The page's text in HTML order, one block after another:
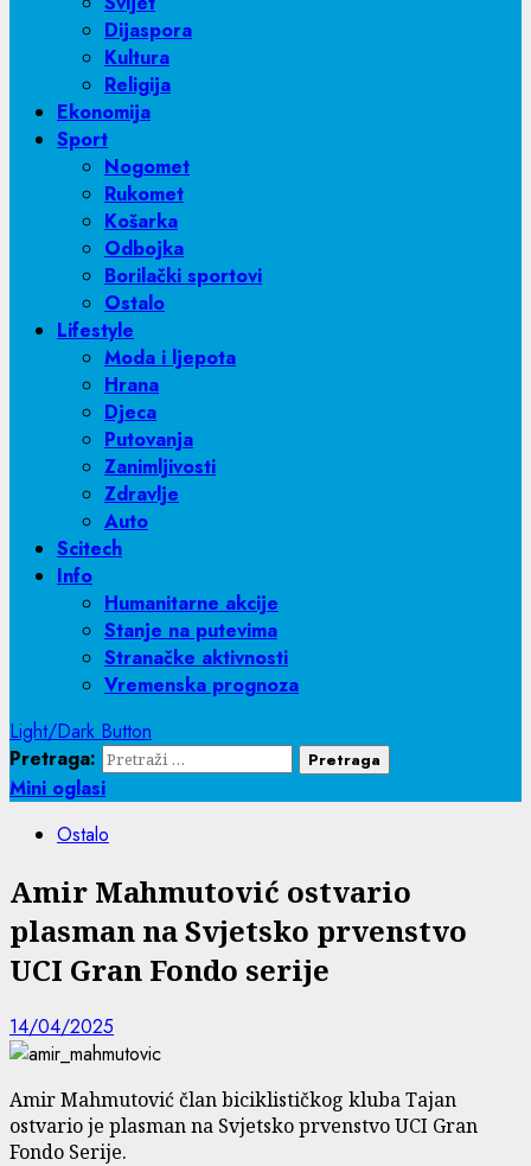
Dijaspora
Kultura
Religija
Ekonomija
Sport
Nogomet
Rukomet
Košarka
Odbojka
Borilački sportovi
Ostalo
Lifestyle
Moda i ljepota
Hrana
Djeca
Putovanja
Zanimljivosti
Zdravlje
Auto
Scitech
Info
Humanitarne akcije
Stanje na putevima
Stranačke aktivnosti
Vremenska prognoza
Light/Dark Button
Pretraga:
Mini oglasi
Ostalo
Amir Mahmutović ostvario
plasman na Svjetsko prvenstvo
UCI Gran Fondo serije
14/04/2025
Amir Mahmutović član biciklističkog kluba Tajan
ostvario je plasman na Svjetsko prvenstvo UCI Gran
Fondo Serije.